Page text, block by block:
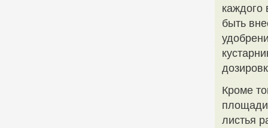
каждого
быть
Кроме
площади
листья